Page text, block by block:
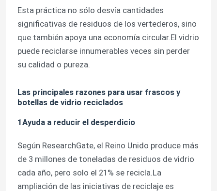
Productos
Visita a la fábrica
Esta práctica no sólo desvía cantidades
significativas de residuos de los vertederos, sino
que también apoya una economía circular.El vidrio
puede reciclarse innumerables veces sin perder
su calidad o pureza.
Las principales razones para usar frascos y
botellas de vidrio reciclados
1Ayuda a reducir el desperdicio
Según ResearchGate, el Reino Unido produce más
de 3 millones de toneladas de residuos de vidrio
cada año, pero solo el 21% se recicla.La
ampliación de las iniciativas de reciclaje es